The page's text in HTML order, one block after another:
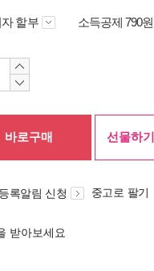
할부 소득공제 790원
바로구매 선물하기
록알림 신청 중고로 팔기
받아보세요